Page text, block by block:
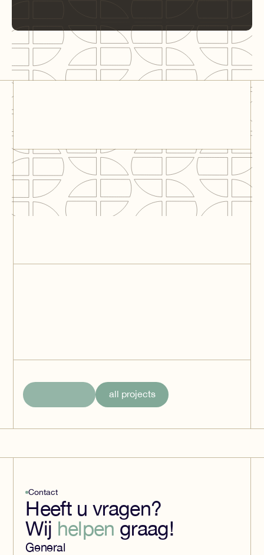
Gorlaeus office
building - Leiden
all projects
Contact
Heeft u vragen?
Wij helpen graag!
General